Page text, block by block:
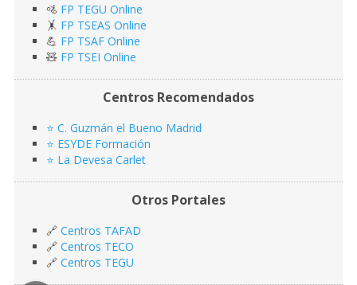
🚵 FP TEGU Online
🤸 FP TSEAS Online
💪 FP TSAF Online
🧸 FP TSEI Online
Centros Recomendados
⭐️ C. Guzmán el Bueno Madrid
⭐️ ESYDE Formación
⭐️ La Devesa Carlet
Otros Portales
🔗 Centros TAFAD
🔗 Centros TECO
🔗 Centros TEGU